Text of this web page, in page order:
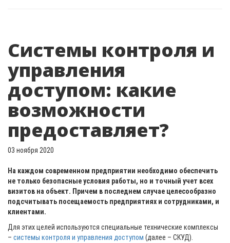
Системы контроля и
управления
доступом: какие
возможности
предоставляет?
03 ноября 2020
На каждом современном предприятии необходимо обеспечить
не только безопасные условия работы, но и точный учет всех
визитов на объект. Причем в последнем случае целесообразно
подсчитывать посещаемость предприятиях и сотрудниками, и
клиентами.
Для этих целей используются специальные технические комплексы
– системы контроля и управления доступом (далее – СКУД).